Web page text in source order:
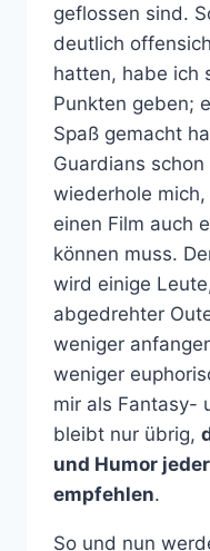
geflossen sind.
deutlich
hatten, habe ich
Punkten geben;
Spaß gemacht
Guardians
wiederhole
einen Film auch
können muss.
wird einige
abgedrehter
weniger
weniger
mir als Fantasy-
bleibt nur übrig,
und Humor
empfehlen.
So und nun